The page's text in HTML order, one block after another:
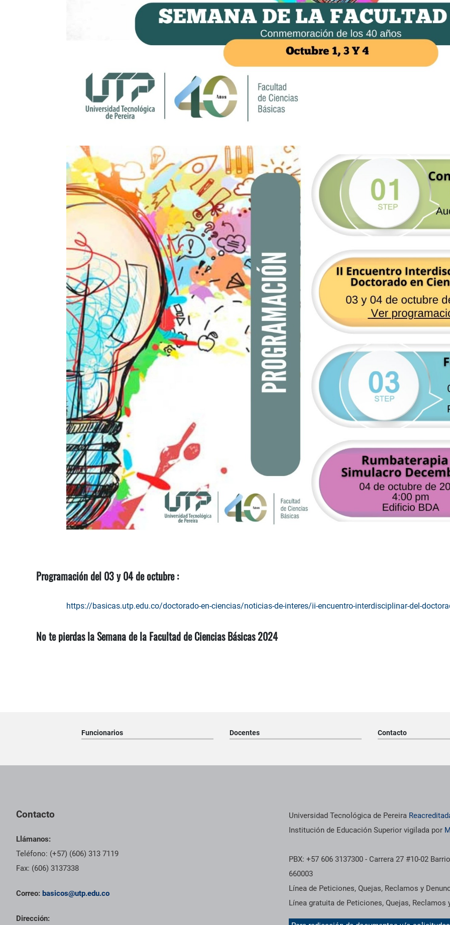
Programación del 03 y 04 de octubre :
https://basicas.utp.edu.co/doctorado-en-ciencias/noticias-de-interes/ii-encuentro-interdisciplinar-del-
No te pierdas la Semana de la Facultad de Ciencias Básicas 2024
Funcionarios Docentes Contacto
Contacto
Llámanos:
Teléfono: (+57) (606) 313 7119
Fax: (606) 3137338
Correo: basicos@utp.edu.co
Dirección:
Información institucional
Universidad Tecnológica de Pereira
Institución de Educación Superior vigilada por
PBX: +57 606 3137300 - Carrera 27 #10-02
660003
Línea de Peticiones, Quejas, Reclamos y
Línea gratuita de Peticiones, Quejas,